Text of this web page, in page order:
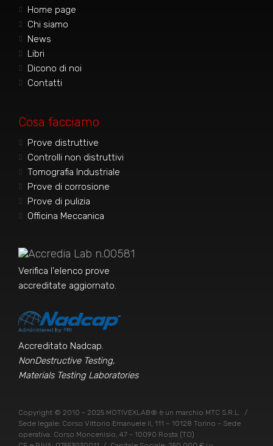
Home page
Chi siamo
News
Libri
Dicono di noi
Contatti
Cosa facciamo
Prove distruttive
Controlli non distruttivi
Tomografia Industriale
Prove di corrosione
Prove di pulizia
Officina Meccanica
Accredia Lab n.00581
Verifica l'elenco prove
accreditate aggiornato.
Accreditato Nadcap.
NonDestructive Testing,
Materials Testing Laboratories
Copyright © 2010 - 2025 MOTIVEXLAB® è un marchio MTC S.R.L. /
Sede legale: Corso Vittorio Emanuele II, 111 – 10128 Torino - Sede
operativa: Corso Moncenisio, 47 - 10090 Rosta (TO)